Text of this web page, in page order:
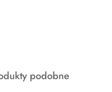
podobne